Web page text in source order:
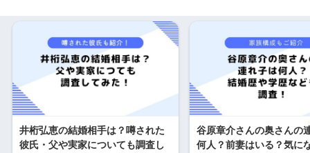
井桁弘恵の結婚相手は？噂された
彼氏・父や実家についても調査し
谷原章介さんの奥さんの
何人？前妻はいる？気に